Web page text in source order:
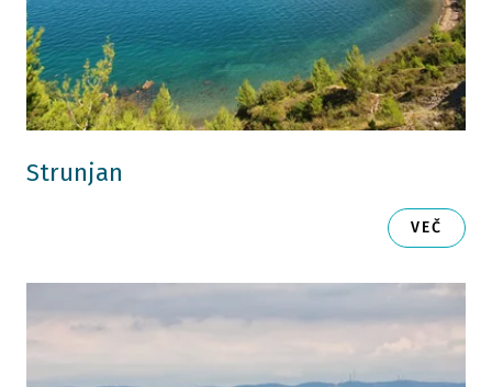
Strunjan
VEČ